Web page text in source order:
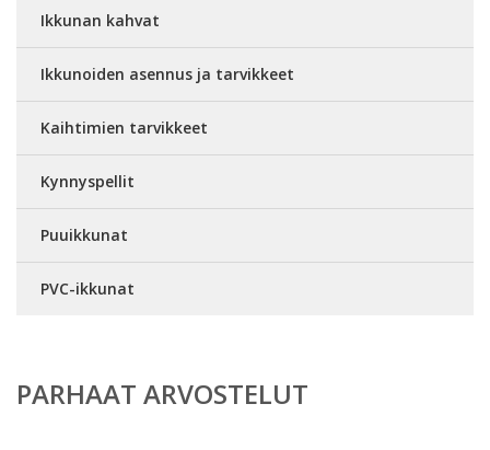
Ikkunan kahvat
Ikkunoiden asennus ja tarvikkeet
Kaihtimien tarvikkeet
Kynnyspellit
Puuikkunat
PVC-ikkunat
PARHAAT ARVOSTELUT